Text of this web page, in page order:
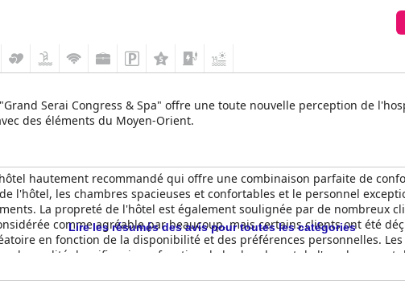
Serai Congress & Spa" offre une toute nouvelle perception de
des éléments du Moyen-Orient.
hautement recommandé qui offre une combinaison parfaite de
l'hôtel, les chambres spacieuses et confortables et le personnel
La propreté de l'hôtel est également soulignée par de nombreux
comme agréable par beaucoup, mais certains clients ont été
en fonction de la disponibilité et des préférences personnelles.
la qualité du wifi varie en fonction de la chambre et de l'emplacement
prix abordable.
Lire les résumés des avis pour toutes les catégories